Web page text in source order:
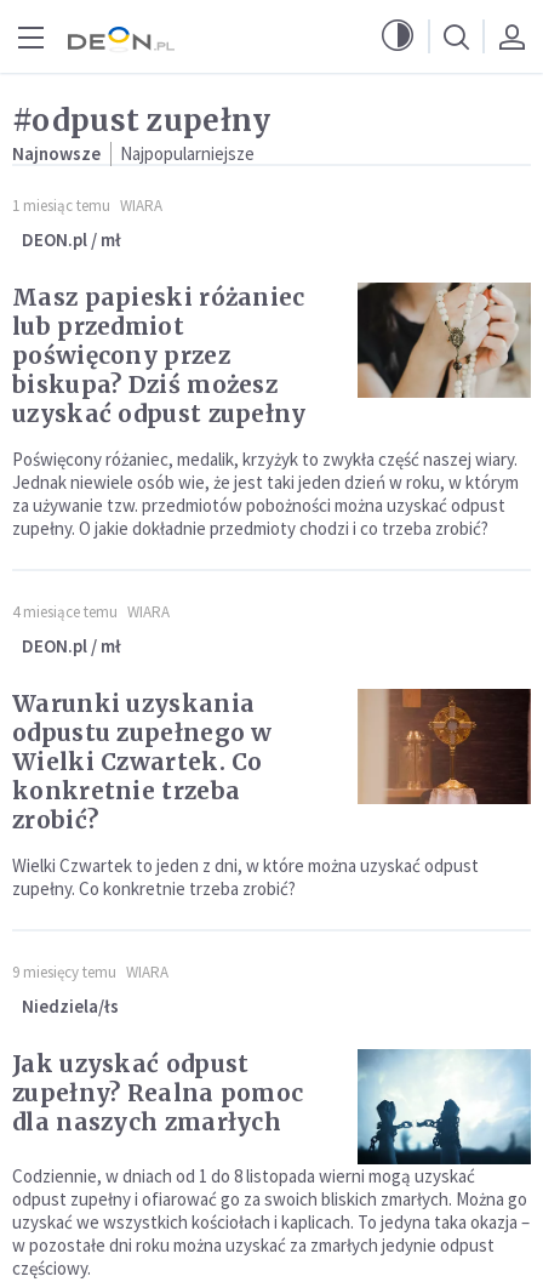
#odpust zupełny
Najnowsze Najpopularniejsze
1 miesiąc temu WIARA
DEON.pl / mł
Masz papieski różaniec
lub przedmiot
poświęcony przez
biskupa? Dziś możesz
uzyskać odpust zupełny
Poświęcony różaniec, medalik, krzyżyk to zwykła część naszej wiary.
Jednak niewiele osób wie, że jest taki jeden dzień w roku, w którym
za używanie tzw. przedmiotów pobożności można uzyskać odpust
zupełny. O jakie dokładnie przedmioty chodzi i co trzeba zrobić?
4 miesiące temu WIARA
DEON.pl / mł
Warunki uzyskania
odpustu zupełnego w
Wielki Czwartek. Co
konkretnie trzeba
zrobić?
Wielki Czwartek to jeden z dni, w które można uzyskać odpust
zupełny. Co konkretnie trzeba zrobić?
9 miesięcy temu WIARA
Niedziela/łs
Jak uzyskać odpust
zupełny? Realna pomoc
dla naszych zmarłych
Codziennie, w dniach od 1 do 8 listopada wierni mogą uzyskać
odpust zupełny i ofiarować go za swoich bliskich zmarłych. Można go
uzyskać we wszystkich kościołach i kaplicach. To jedyna taka okazja –
w pozostałe dni roku można uzyskać za zmarłych jedynie odpust
częściowy.